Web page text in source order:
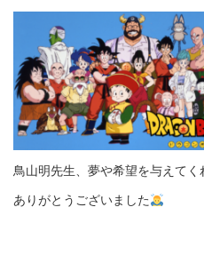
鳥山明先生、夢や希望を与えてく
ありがとうございました